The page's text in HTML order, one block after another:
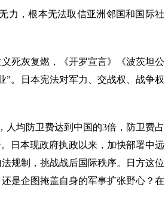
力，根本无法取信亚洲邻国和国际社
死灰复燃，《开罗宣言》《波茨坦公
”。日本宪法对军力、交战权、战争权
人均防卫费达到中国的3倍，防卫费占
日本现政府执政以来，加快部署中远
规制，挑战战后国际秩序。日方这位
是企图掩盖自身的军事扩张野心？在